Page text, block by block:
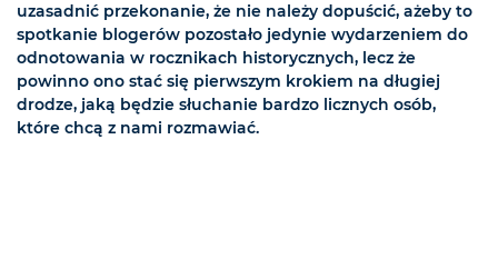
uzasadnić przekonanie, że nie należy dopuścić, ażeby to
spotkanie blogerów pozostało jedynie wydarzeniem do
odnotowania w rocznikach historycznych, lecz że
powinno ono stać się pierwszym krokiem na długiej
drodze, jaką będzie słuchanie bardzo licznych osób,
które chcą z nami rozmawiać.